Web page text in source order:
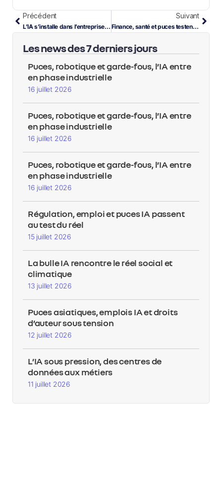
Précédent
L’IA s’installe dans l’entreprise, le travail et la loi
Suivant
Finance, santé et puces testent la maturité IA
Les news des 7 derniers jours
Puces, robotique et garde-fous, l’IA entre
en phase industrielle
16 juillet 2026
Puces, robotique et garde-fous, l’IA entre
en phase industrielle
16 juillet 2026
Puces, robotique et garde-fous, l’IA entre
en phase industrielle
16 juillet 2026
Régulation, emploi et puces IA passent
au test du réel
15 juillet 2026
La bulle IA rencontre le réel social et
climatique
13 juillet 2026
Puces asiatiques, emplois IA et droits
d’auteur sous tension
12 juillet 2026
L’IA sous pression, des centres de
données aux métiers
11 juillet 2026